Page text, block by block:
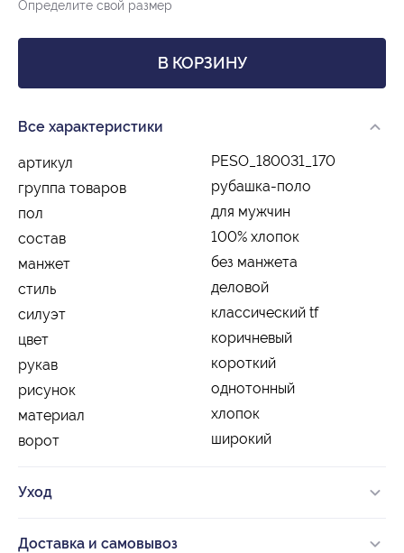
Определите свой размер
В КОРЗИНУ
Все характеристики
артикул
PESO_180031_170
группа товаров
рубашка-поло
пол
для мужчин
состав
100% хлопок
манжет
без манжета
стиль
деловой
силуэт
классический tf
цвет
коричневый
рукав
короткий
рисунок
однотонный
материал
хлопок
ворот
широкий
Уход
Доставка и самовывоз